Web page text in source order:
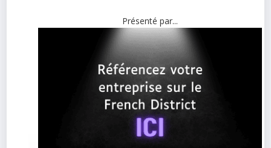
Présenté par...